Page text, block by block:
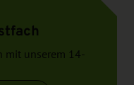
mit unserem 14-